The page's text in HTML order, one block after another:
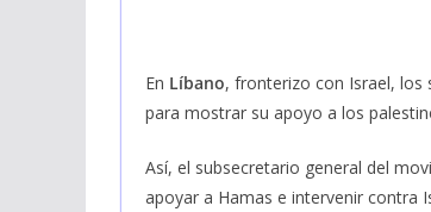
En Líbano, fronterizo con Israel, los
para mostrar su apoyo a los
Así, el subsecretario general del
apoyar a Hamas e intervenir contra